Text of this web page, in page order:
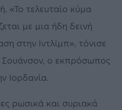
«Το τελευταίο κύμα
με μια ήδη δεινή
στην Ιντλίμπ», τόνισε
Σουάνσον, ο εκπρόσωπος
Ιορδανία.
ρωσικά και συριακά